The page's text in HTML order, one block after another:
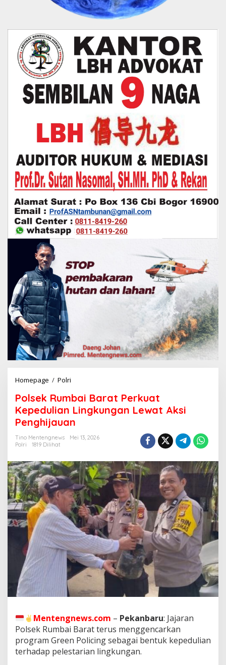
Homepage / Polri
s
e
k
R
b
a
i
B
a
r
a
t
P
e
r
k
a
t
K
p
e
d
u
l
Polsek Rumbai Barat Perkuat
Kepedulian Lingkungan Lewat Aksi
Penghijauan
Tino Mentengnews
Mei 13, 2026
Polri
1819 Dilihat
Mentengnews.com – Pekanbaru: Jajaran
Polsek Rumbai Barat terus menggencarkan
program Green Policing sebagai bentuk kepedulian
terhadap pelestarian lingkungan.